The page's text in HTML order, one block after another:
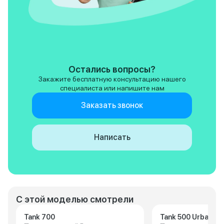
дальних поездках. Вообщем по
большому счету меня
устраивает мой новый
требуют привыкания, дают мне
ощущение безопасности на
дороге.
автомат
задержек.
Парковаться в
непросто —
5 метров. Камера
быть и побольше.
внедорожным
грунтовок,
муфтой и
С этой моделью смотрели
Tank 700
Tank 500 Urban
Остались вопросы?
Закажите бесплатную консультацию нашего
специалиста или напишите нам
Заказать звонок
Написать